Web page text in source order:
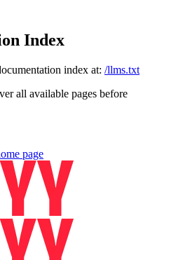
Index
index at: /llms.txt
all available pages before
page